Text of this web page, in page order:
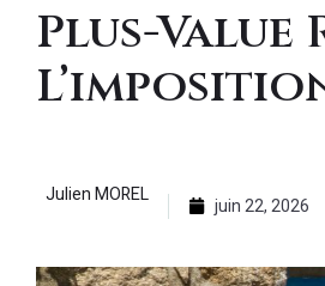
Plus-Value
Julien MOREL juin 22, 2026